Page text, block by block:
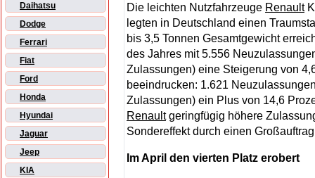
Daihatsu
Dodge
Ferrari
Fiat
Ford
Honda
Hyundai
Jaguar
Jeep
KIA
Die leichten Nutzfahrzeuge Renault
legten in Deutschland einen
bis 3,5 Tonnen Gesamtgewicht
des Jahres mit 5.556
Zulassungen) eine Steigerung von
beeindrucken: 1.621
Zulassungen) ein Plus von 14,6
Renaultgeringfügig höhere
Sondereffekt durch einen
Im April den vierten Platz erobert